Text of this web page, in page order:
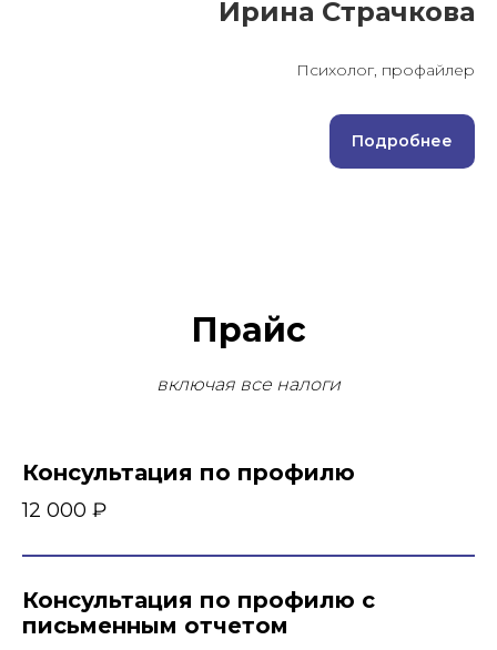
Ирина Страчкова
Психолог, профайлер
Подробнее
Прайс
включая все налоги
Консультация по профилю
12 000 ₽
Консультация по профилю с
письменным отчетом